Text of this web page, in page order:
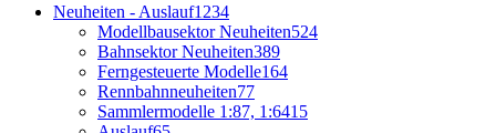
Neuheiten - Auslauf1234
Modellbausektor Neuheiten524
Bahnsektor Neuheiten389
Ferngesteuerte Modelle164
Rennbahnneuheiten77
Sammlermodelle 1:87, 1:6415